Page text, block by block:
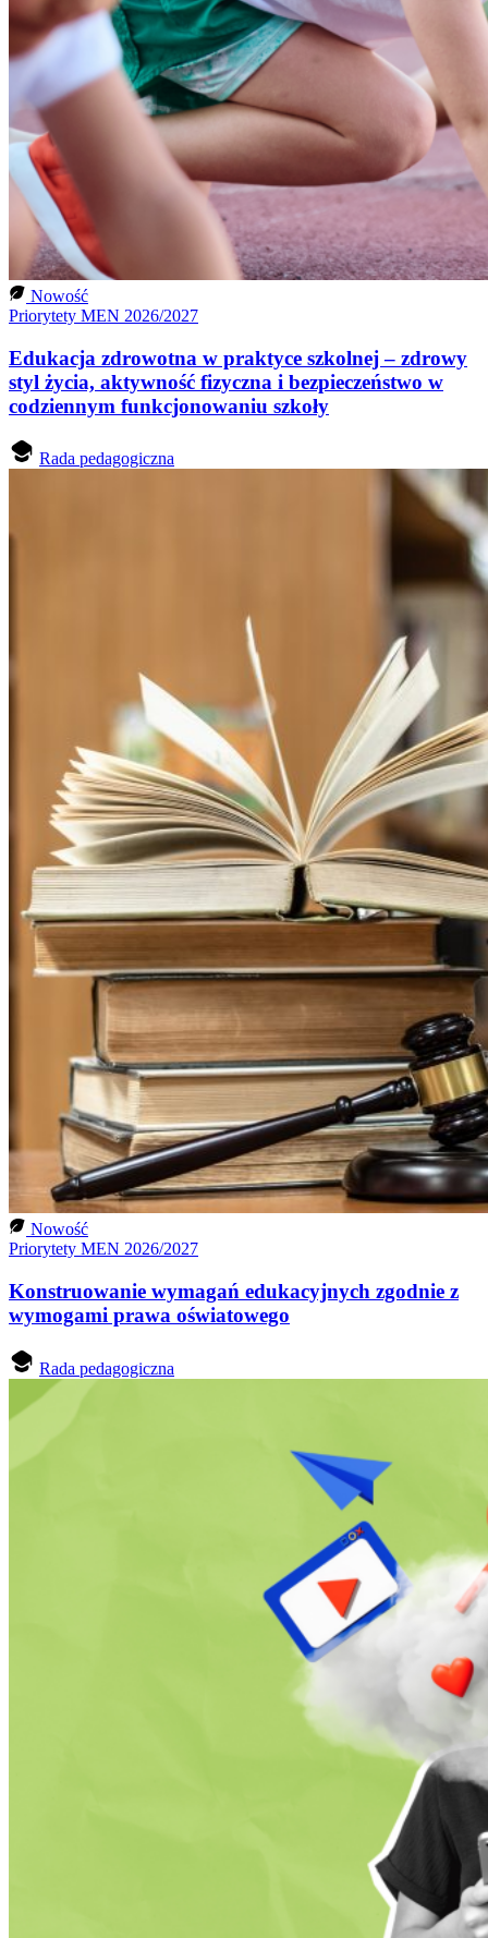
Nowość
Priorytety MEN 2026/2027
Edukacja zdrowotna w praktyce szkolnej – zdrowy
styl życia, aktywność fizyczna i bezpieczeństwo w
codziennym funkcjonowaniu szkoły
Rada pedagogiczna
Nowość
Priorytety MEN 2026/2027
Konstruowanie wymagań edukacyjnych zgodnie z
wymogami prawa oświatowego
Rada pedagogiczna